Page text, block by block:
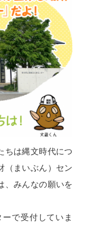
ちは縄文時代につ
（まいぶん）セン
、みんなの願いを
で受付していま